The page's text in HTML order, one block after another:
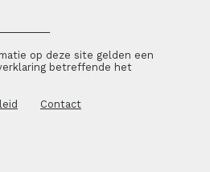
op deze site gelden een
betreffende het
Contact